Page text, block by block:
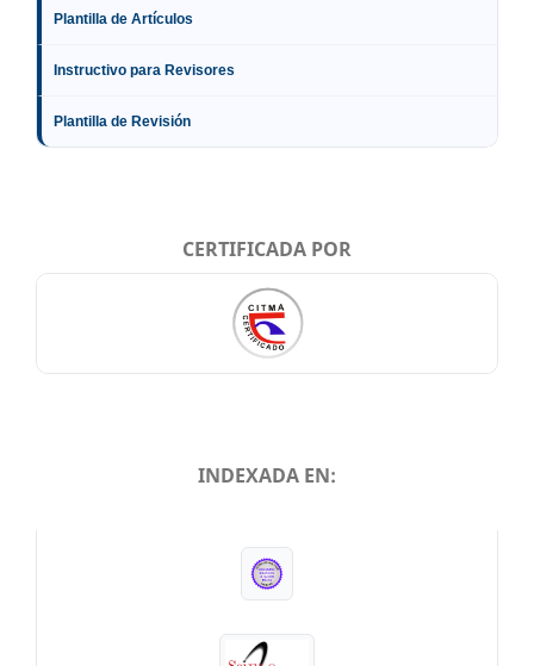
Plantilla de Artículos
Instructivo para Revisores
Plantilla de Revisión
CERTIFICADA POR
INDEXADA EN: